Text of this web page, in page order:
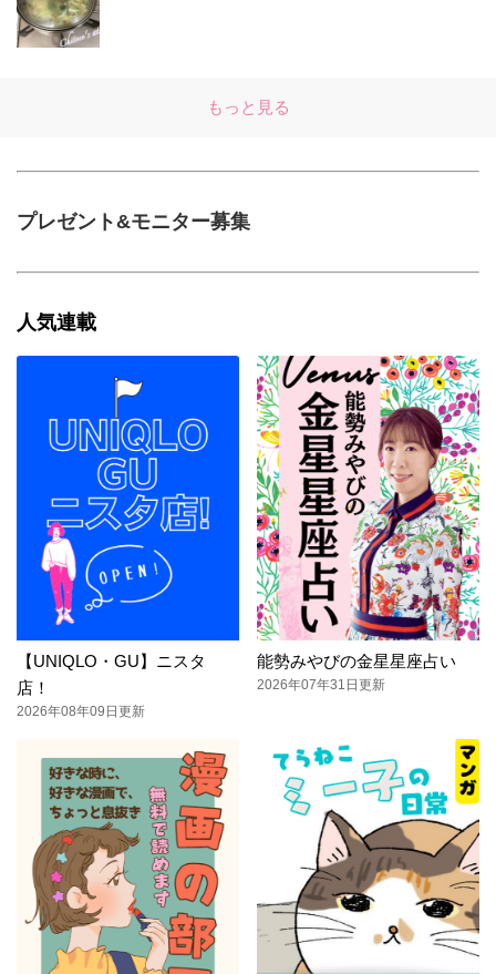
もっと見る
プレゼント&モニター募集
人気連載
【UNIQLO・GU】ニスタ
店！
2026年08年09日更新
能勢みやびの金星星座占い
2026年07年31日更新